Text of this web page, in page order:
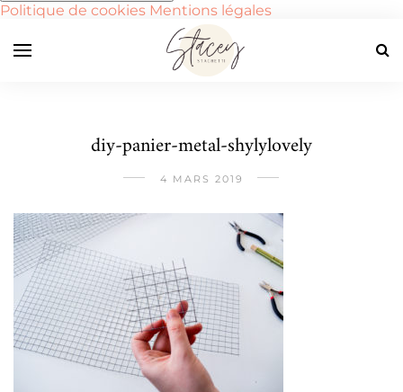
Politique de cookies Mentions légales
diy-panier-metal-shylylovely
4 MARS 2019